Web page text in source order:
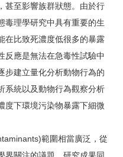
甚至影響族群狀態。由於行
毒理學研究中具有重要的生
在比致死濃度低很多的暴露
反應是無法在急毒性試驗中
步建立量化分析動物行為的
系統以及動物行為觀察分析
度下環境污染物暴露下細微
範圍相當廣泛，從
界關注的議題，研究成果同